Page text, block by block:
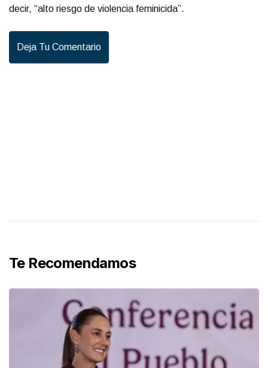
decir, “alto riesgo de violencia feminicida”.
Deja Tu Comentario
Te Recomendamos